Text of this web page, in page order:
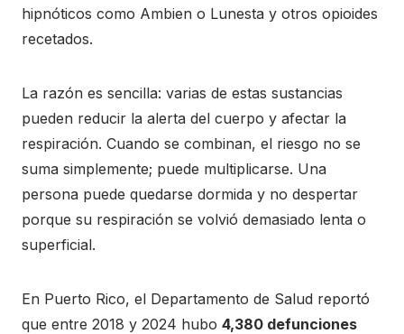
hipnóticos como Ambien o Lunesta y otros opioides
recetados.
La razón es sencilla: varias de estas sustancias
pueden reducir la alerta del cuerpo y afectar la
respiración. Cuando se combinan, el riesgo no se
suma simplemente; puede multiplicarse. Una
persona puede quedarse dormida y no despertar
porque su respiración se volvió demasiado lenta o
superficial.
En Puerto Rico, el Departamento de Salud reportó
que entre 2018 y 2024 hubo 4,380 defunciones